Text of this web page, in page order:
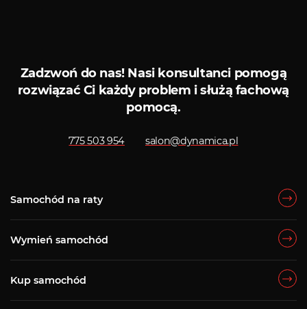
Zadzwoń do nas!Nasi konsultanci pomogą
rozwiązać Ci każdy problem i służą fachową
pomocą.
775 503 954 salon@dynamica.pl
Samochód na raty
Wymień samochód
Kup samochód